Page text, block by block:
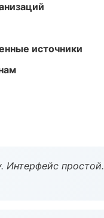
источники
Интерфейс простой.